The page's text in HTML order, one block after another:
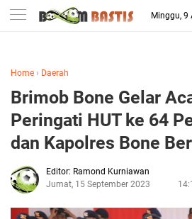
-->
Minggu,
Home › Daerah
Brimob Bone Gelar
Peringati HUT ke 64
dan Kapolres Bone
Editor: Ramond Kurniawan
Jumat, 15 September 2023